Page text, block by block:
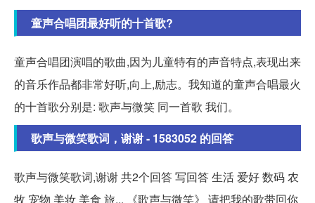
童声合唱团最好听的十首歌?
童声合唱团演唱的歌曲,因为儿童特有的声音特点,表现出来
的音乐作品都非常好听,向上,励志。我知道的童声合唱最火
的十首歌分别是: 歌声与微笑 同一首歌 我们。
歌声与微笑歌词，谢谢 - 1583052 的回答
歌声与微笑歌词,谢谢 共2个回答 写回答 生活 爱好 数码 农
牧 宠物 美妆 美食 旅... 《歌声与微笑》 请把我的歌带回你